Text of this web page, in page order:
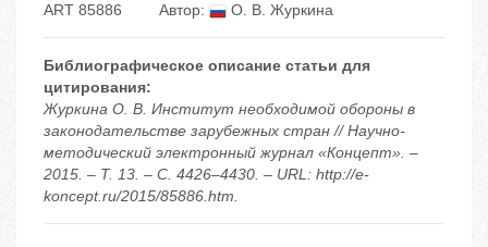
ART 85886 Автор: О. В. Журкина
Библиографическое описание статьи для
цитирования:
Журкина О. В. Институт необходимой обороны в
законодательстве зарубежных стран // Научно-
методический электронный журнал «Концепт». –
2015. – Т. 13. – С. 4426–4430. – URL: http://e-
koncept.ru/2015/85886.htm.